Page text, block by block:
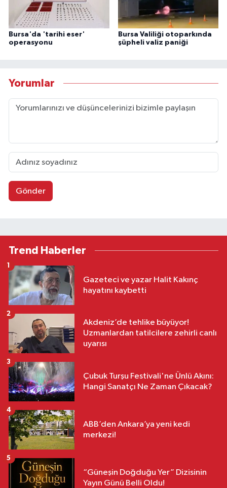
Bursa'da 'tarihi eser'
operasyonu
Bursa Valiliği otoparkında
şüpheli valiz paniği
Yorumlar
Gönder
Trend Haberler
Gazeteci ve yazar Halit Kakınç
hayatını kaybetti
1
Akdeniz’de tehlike büyüyor!
Uzmanlardan tatilcilere zehirli canlı
uyarısı
2
Çubuk Turşu Festivali'ne Ünlü Akını:
Hangi Sanatçı Ne Zaman Çıkacak?
3
ABB’den Ankara’ya yeni kedi
merkezi!
4
“Güneşin Doğduğu Yer” Dizisinin
Yayın Günü Belli Oldu!
5